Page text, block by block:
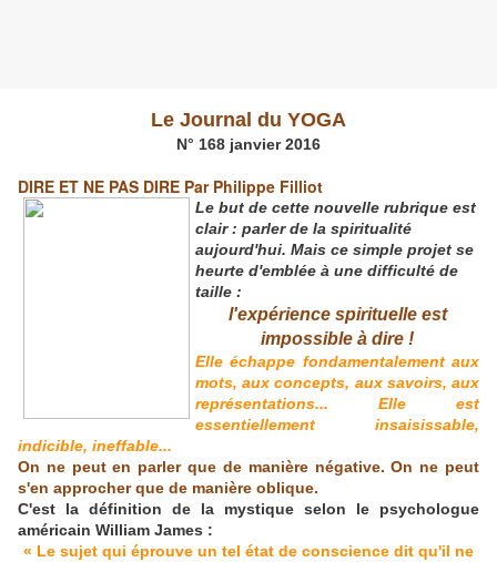
Le Journal du YOGA
N° 168 janvier 2016
DIRE ET NE PAS DIRE Par Philippe Filliot
Le but de cette nouvelle rubrique est
clair : parler de la spiritualité
aujourd'hui. Mais ce simple projet se
heurte d'emblée à une difficulté de
taille :
l'expérience spirituelle est
impossible à dire !
Elle échappe fondamentalement aux
mots, aux concepts, aux savoirs, aux
représentations... Elle est
essentiellement insaisissable,
indicible, ineffable...
On ne peut en parler que de manière négative. On ne peut
s'en approcher que de manière oblique.
C'est la définition de la mystique selon le psychologue
américain William James :
« Le sujet qui éprouve un tel état de conscience dit qu'il ne